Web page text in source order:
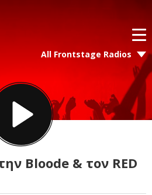
All Frontstage Radios
Bloode & τον RED